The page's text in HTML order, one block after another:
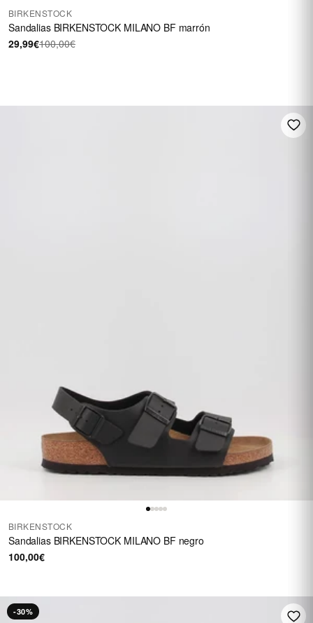
BIRKENSTOCK
Sandalias BIRKENSTOCK MILANO BF marrón
29,99€100,00€
BIRKENSTOCK
Sandalias BIRKENSTOCK MILANO BF negro
100,00€
-30%